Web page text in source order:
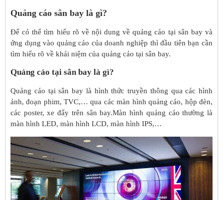
Quảng cáo sân bay là gì?
Để có thể tìm hiểu rõ về nội dung về quảng cáo tại sân bay và
ứng dụng vào quảng cáo của doanh nghiệp thì đầu tiên bạn cần
tìm hiểu rõ về khái niệm của quảng cáo tại sân bay.
Quảng cáo tại sân bay là gì?
Quảng cáo tại sân bay là hình thức truyền thông qua các hình
ảnh, đoạn phim, TVC,… qua các màn hình quảng cáo, hộp đèn,
các poster, xe đẩy trên sân bay.Màn hình quảng cáo thường là
màn hình LED, màn hình LCD, màn hình IPS,…